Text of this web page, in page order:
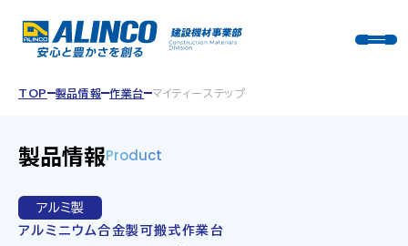
TOP 製品情報 作業台 マイティーステップ
製品情報Product
アルミ製
アルミニウム合金製可搬式作業台